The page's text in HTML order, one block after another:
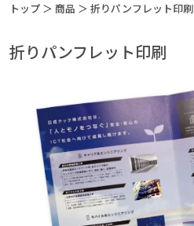
トップ ＞ 商品 ＞ 折りパンフレット印刷
折りパンフレット印刷